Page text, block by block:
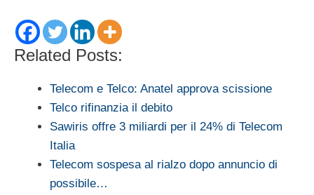
Related Posts:
Telecom e Telco: Anatel approva scissione
Telco rifinanzia il debito
Sawiris offre 3 miliardi per il 24% di Telecom
Italia
Telecom sospesa al rialzo dopo annuncio di
possibile…